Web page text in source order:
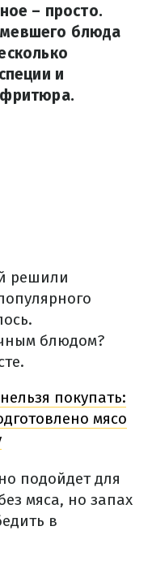
– просто.
блюда
и
фритюра.
решили
блюдом?
покупать:
мясо
подойдет для
мяса, но запах
в